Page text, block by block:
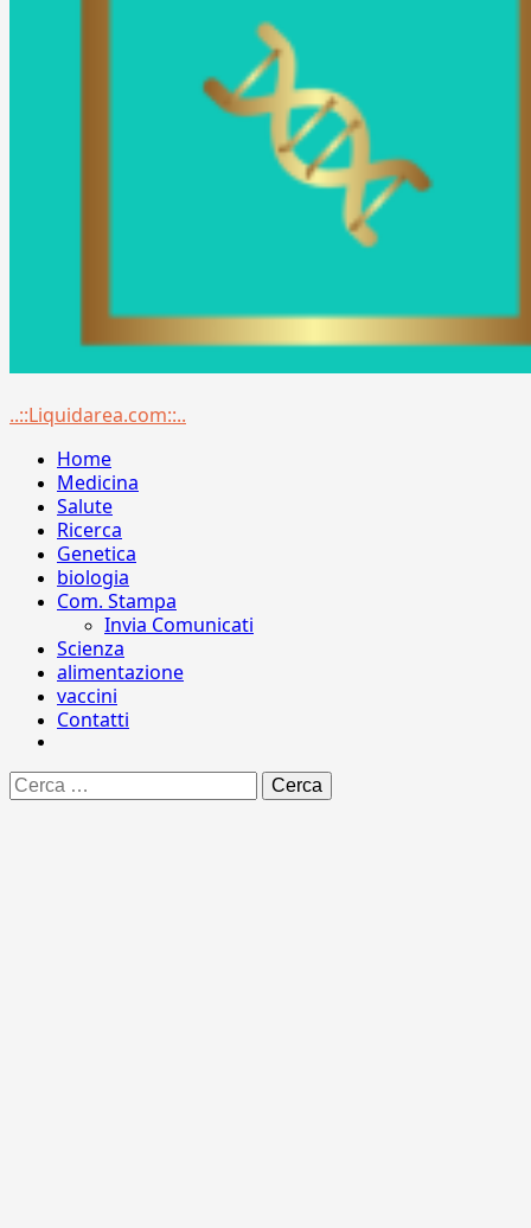
Menu
..::Liquidarea.com::..
Home
Medicina
Salute
Ricerca
Genetica
biologia
Com. Stampa
Invia Comunicati
Scienza
alimentazione
vaccini
Contatti
Ricerca
per: